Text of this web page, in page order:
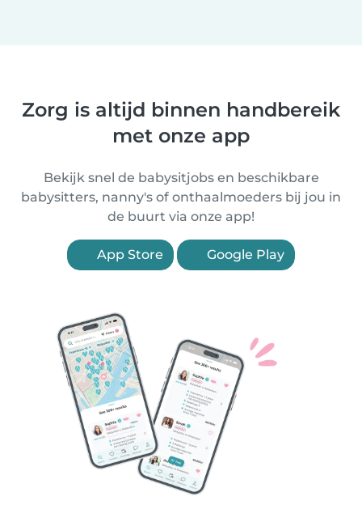
Zorg is altijd binnen handbereik
met onze app
Bekijk snel de babysitjobs en beschikbare
babysitters, nanny's of onthaalmoeders bij jou in
de buurt via onze app!
App Store Google Play